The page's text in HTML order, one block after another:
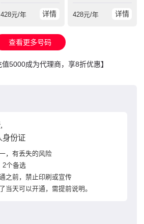
详情
428元/年 详情
428元/年
查看更多号码
值5000成为代理商，享8折优惠】
身份证
，有丢失的风险
2个备选
之前，禁止印刷或宣传
当天可以开通，需提前说明。